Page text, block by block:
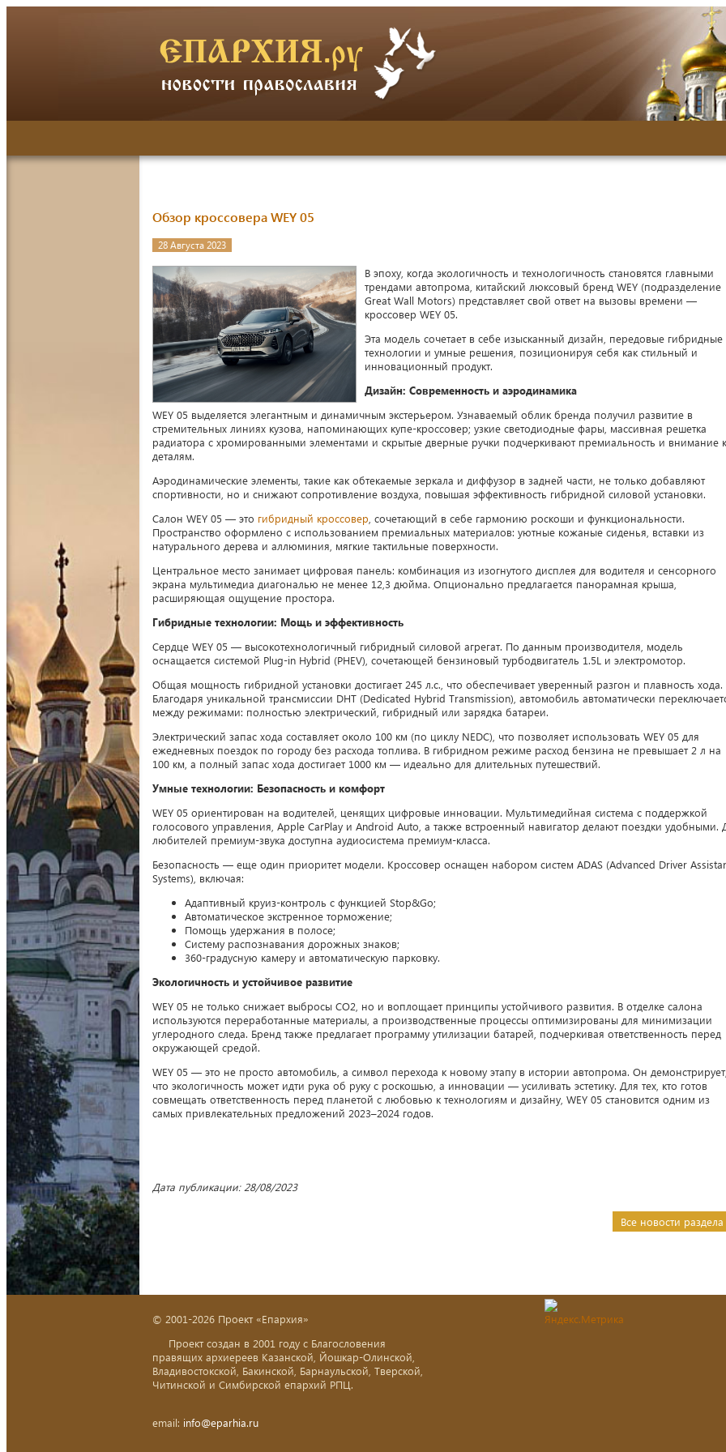
Обзор кроссовера WEY 05
28 Августа 2023
В эпоху, когда экологичность и технологичность становятся главными
трендами автопрома, китайский люксовый бренд WEY (подразделение
Great Wall Motors) представляет свой ответ на вызовы времени —
кроссовер WEY 05.
Эта модель сочетает в себе изысканный дизайн, передовые гибридные
технологии и умные решения, позиционируя себя как стильный и
инновационный продукт.
Дизайн: Современность и аэродинамика
WEY 05 выделяется элегантным и динамичным экстерьером. Узнаваемый облик бренда получил развитие в
стремительных линиях кузова, напоминающих купе-кроссовер; узкие светодиодные фары, массивная решетка
радиатора с хромированными элементами и скрытые дверные ручки подчеркивают премиальность и внимание к
деталям.
Аэродинамические элементы, такие как обтекаемые зеркала и диффузор в задней части, не только добавляют
спортивности, но и снижают сопротивление воздуха, повышая эффективность гибридной силовой установки.
Салон WEY 05 — это гибридный кроссовер , сочетающий в себе гармонию роскоши и функциональности.
Пространство оформлено с использованием премиальных материалов: уютные кожаные сиденья, вставки из
натурального дерева и аллюминия, мягкие тактильные поверхности.
Центральное место занимает цифровая панель: комбинация из изогнутого дисплея для водителя и сенсорного
экрана мультимедиа диагональю не менее 12,3 дюйма. Опционально предлагается панорамная крыша,
расширяющая ощущение простора.
Гибридные технологии: Мощь и эффективность
Сердце WEY 05 — высокотехнологичный гибридный силовой агрегат. По данным производителя, модель
оснащается системой Plug-in Hybrid (PHEV), сочетающей бензиновый турбодвигатель 1.5L и электромотор.
Общая мощность гибридной установки достигает 245 л.с., что обеспечивает уверенный разгон и плавность хода.
Благодаря уникальной трансмиссии DHT (Dedicated Hybrid Transmission), автомобиль автоматически
между режимами: полностью электрический, гибридный или зарядка батареи.
Электрический запас хода составляет около 100 км (по циклу NEDC), что позволяет использовать WEY 05 для
ежедневных поездок по городу без расхода топлива. В гибридном режиме расход бензина не превышает 2 л на
100 км, а полный запас хода достигает 1000 км — идеально для длительных путешествий.
Умные технологии: Безопасность и комфорт
WEY 05 ориентирован на водителей, ценящих цифровые инновации. Мультимедийная система с поддержкой
голосового управления, Apple CarPlay и Android Auto, а также встроенный навигатор делают поездки удобными.
любителей премиум-звука доступна аудиосистема премиум-класса.
Безопасность — еще один приоритет модели. Кроссовер оснащен набором систем ADAS (Advanced Driver
Systems), включая:
Адаптивный круиз-контроль с функцией Stop&Go;
Автоматическое экстренное торможение;
Помощь удержания в полосе;
Систему распознавания дорожных знаков;
360-градусную камеру и автоматическую парковку.
Экологичность и устойчивое развитие
WEY 05 не только снижает выбросы CO2, но и воплощает принципы устойчивого развития. В отделке салона
используются переработанные материалы, а производственные процессы оптимизированы для минимизации
углеродного следа. Бренд также предлагает программу утилизации батарей, подчеркивая ответственность перед
окружающей средой.
WEY 05 — это не просто автомобиль, а символ перехода к новому этапу в истории автопрома. Он
что экологичность может идти рука об руку с роскошью, а инновации — усиливать эстетику. Для тех, кто готов
совмещать ответственность перед планетой с любовью к технологиям и дизайну, WEY 05 становится одним из
самых привлекательных предложений 2023–2024 годов.
Дата публикации: 28/08/2023
Все новости
© 2001-2026 Проект «Епархия»
Проект создан в 2001 году с Благословения
правящих архиереев Казанской, Йошкар-Олинской,
Владивостокской, Бакинской, Барнаульской, Тверской,
Читинской и Симбирской епархий РПЦ.
email: info@eparhia.ru